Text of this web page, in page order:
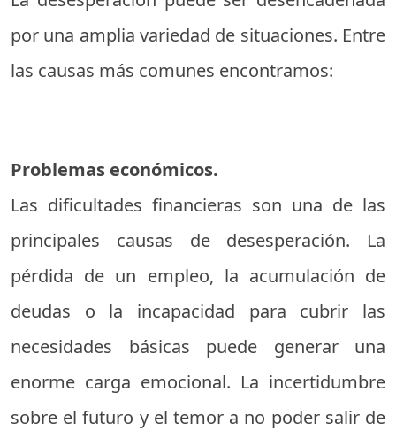
por una amplia variedad de situaciones. Entre
las causas más comunes encontramos:
Problemas económicos.
Las dificultades financieras son una de las
principales causas de desesperación. La
pérdida de un empleo, la acumulación de
deudas o la incapacidad para cubrir las
necesidades básicas puede generar una
enorme carga emocional. La incertidumbre
sobre el futuro y el temor a no poder salir de